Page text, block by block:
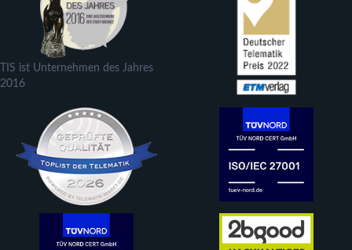
TIS ist Unternehmen des Jahres
2016